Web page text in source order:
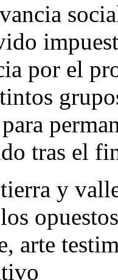
por el
tras el
y
arte